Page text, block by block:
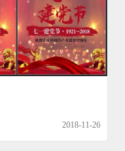
2018-11-26